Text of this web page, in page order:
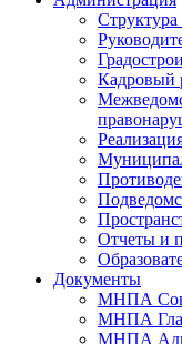
Кадровый
Отчеты и
Документы
МНПА
МНПА
МНПА